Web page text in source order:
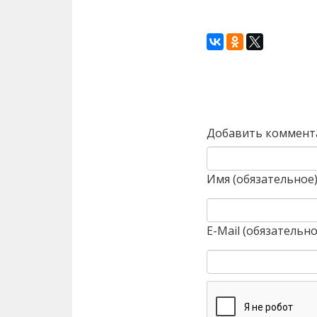
Добавить
Имя (обязательное)
E-Mail